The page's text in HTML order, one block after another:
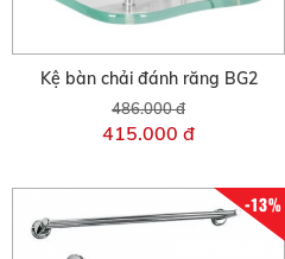
Kệ bàn chải đánh răng BG2
486.000 đ
415.000 đ
-13%